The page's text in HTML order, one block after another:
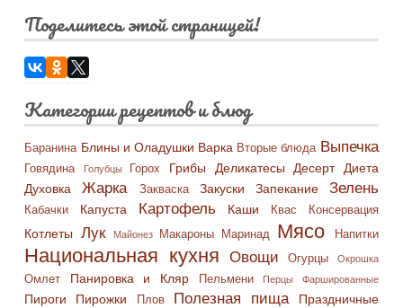
Поделитесь этой страницей!
Категории рецептов и блюд
Баранина Блины и Оладушки Варка Вторые блюда Выпечка
Говядина Голубцы Горох Грибы Деликатесы Десерт
Диета
Духовка
Жарка Закваска Закуски Запекание Зелень
Кабачки Капуста Картофель Каши Квас Консервация
Котлеты Лук Майонез Макароны Маринад Мясо Напитки
Национальная кухня Овощи Огурцы Окрошка
Омлет Панировка и Кляр Пельмени Перцы Фаршированные
Пироги Пирожки Плов Полезная пища
Праздничные